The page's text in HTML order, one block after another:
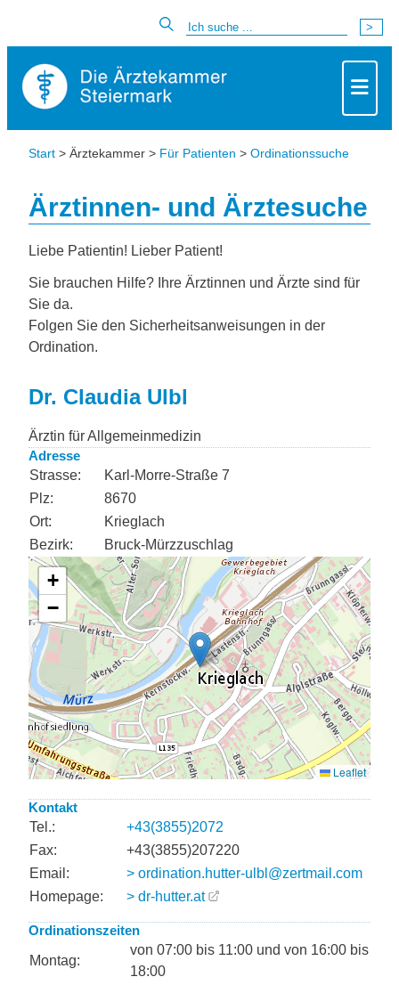
Start > Ärztekammer > Für Patienten > Ordinationssuche
Ärztinnen- und Ärztesuche
Liebe Patientin! Lieber Patient!
Sie brauchen Hilfe? Ihre Ärztinnen und Ärzte sind für
Sie da.
Folgen Sie den Sicherheitsanweisungen in der
Ordination.
Dr. Claudia Ulbl
Ärztin für Allgemeinmedizin
Adresse
Strasse:
Karl-Morre-Straße 7
Plz:
8670
Ort:
Krieglach
Bezirk:
Bruck-Mürzzuschlag
Kontakt
Tel.:
+43(3855)2072
Fax:
+43(3855)207220
Email:
> ordination.hutter-ulbl@zertmail.com
Homepage:
> dr-hutter.at
Ordinationszeiten
Montag:
von 07:00 bis 11:00 und von 16:00 bis
18:00